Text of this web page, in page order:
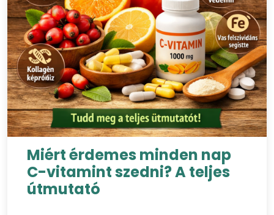
Miért érdemes minden nap
C-vitamint szedni? A teljes
útmutató